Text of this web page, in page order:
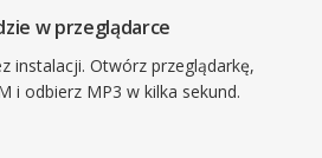
w przeglądarce
instalacji. Otwórz przeglądarkę,
i odbierz MP3 w kilka sekund.